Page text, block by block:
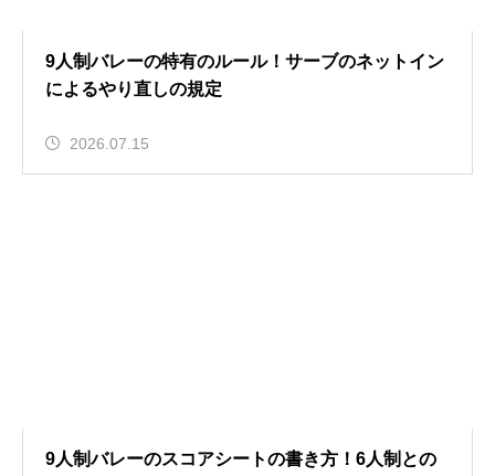
9人制バレーの特有のルール！サーブのネットイン
によるやり直しの規定
2026.07.15
9人制バレーのスコアシートの書き方！6人制との